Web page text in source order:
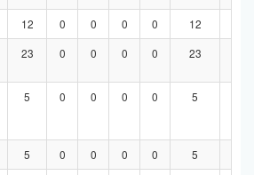
12 0 0 0 0 12
23 0 0 0 0 23
5 0 0 0 0 5
5 0 0 0 0 5